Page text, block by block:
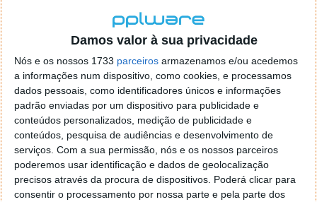
Damos valor à sua privacidade
Nós e os nossos 1733 parceiros armazenamos e/ou acedemos
a informações num dispositivo, como cookies, e processamos
dados pessoais, como identificadores únicos e informações
padrão enviadas por um dispositivo para publicidade e
conteúdos personalizados, medição de publicidade e
conteúdos, pesquisa de audiências e desenvolvimento de
serviços. Com a sua permissão, nós e os nossos parceiros
poderemos usar identificação e dados de geolocalização
precisos através da procura de dispositivos. Poderá clicar para
consentir o processamento por nossa parte e pela parte dos
A venda de veículos elétricos quase triplicou em
Portugal entre janeiro e abril. Registou-se um
crescimento de 170,9% face a igual período de 2017,
para um total 1 184 viaturas, de acordo com dados
da ACAP – Associação do Comércio Automóvel de
Portugal,
Nos primeiros três meses, em Portugal foram
vendidos 726 carros elétricos (+96,7%), 794 híbridos
'plug-in' (+104,1%) e 1.664 híbridos (+64,3%). O total
de carros movidos a energias menos poluentes foi de
3.777 (+75,2%).